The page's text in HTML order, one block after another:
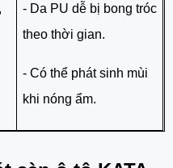
- Da PU dễ bị bong tróc
theo thời gian.
- Có thể phát sinh mùi
khi nóng ẩm.